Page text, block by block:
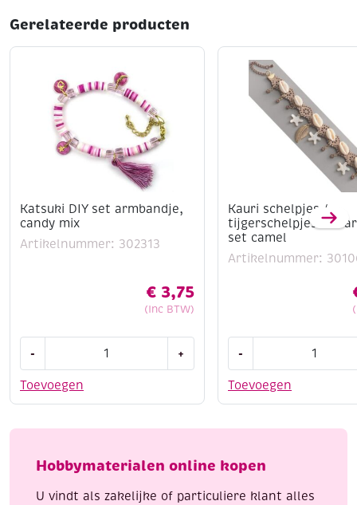
Gerelateerde producten
Katsuki DIY set armbandje,
candy mix
Artikelnummer: 302313
€ 3,75
(Inc BTW)
Toevoegen
-
set
mix
+
Kauri schelpjes /
tijgerschelpjes DIY
set camel
Artikelnummer:
Toevoegen
-
/
armband
camel
Hobbymaterialen online kopen
U vindt als zakelijke of particuliere klant alles